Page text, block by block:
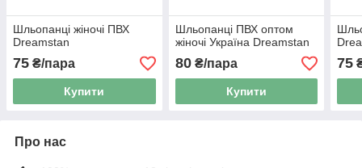
Шльопанці жіночі ПВХ
Dreamstan
75 ₴/пара
Купити
Шльопанці ПВХ оптом
жіночі Україна Dreamstan
80₴/пара
Купити
75
Про нас